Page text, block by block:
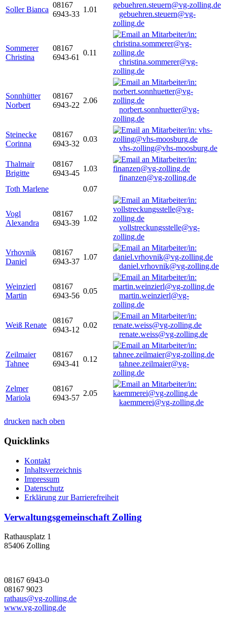
Soller Bianca
08167
6943-33
1.01
gebuehren.steuern@vg-
zolling.de
Sommerer
Christina
08167
6943-61
0.11
christina.sommerer@vg-
zolling.de
Sonnhütter
Norbert
08167
6943-22
2.06
norbert.sonnhuetter@vg-
zolling.de
Steinecke
Corinna
08167
6943-32
0.03
vhs-zolling@vhs-moosburg.de
Thalmair
Brigitte
08167
6943-45
1.03
finanzen@vg-zolling.de
Toth Marlene
0.07
Vogl
Alexandra
08167
6943-39
1.02
vollstreckungsstelle@vg-
zolling.de
Vrhovnik
Daniel
08167
6943-37
1.07
daniel.vrhovnik@vg-zolling.de
Weinzierl
Martin
08167
6943-56
0.05
martin.weinzierl@vg-
zolling.de
Weiß Renate
08167
6943-12
0.02
renate.weiss@vg-zolling.de
Zeilmaier
Tahnee
08167
6943-41
0.12
tahnee.zeilmaier@vg-
zolling.de
Zelmer
Mariola
08167
6943-57
2.05
kaemmerei@vg-zolling.de
drucken nach oben
Quicklinks
Kontakt
Inhaltsverzeichnis
Impressum
Datenschutz
Erklärung zur Barrierefreiheit
Verwaltungsgemeinschaft Zolling
Rathausplatz 1
85406 Zolling
08167 6943-0
08167 9023
rathaus@vg-zolling.de
www.vg-zolling.de